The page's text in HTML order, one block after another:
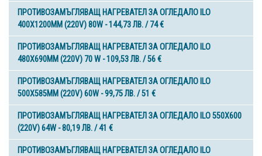
ПРОТИВОЗАМЪГЛЯВАЩ НАГРЕВАТЕЛ ЗА ОГЛЕДАЛО ILO
400X1200MM (220V) 80W - 144,73 ЛВ. / 74 €
ПРОТИВОЗАМЪГЛЯВАЩ НАГРЕВАТЕЛ ЗА ОГЛЕДАЛО ILO
480X690MM (220V) 70 W - 109,53 ЛВ. / 56 €
ПРОТИВОЗАМЪГЛЯВАЩ НАГРЕВАТЕЛ ЗА ОГЛЕДАЛО ILO
500X585MM (220V) 60W - 99,75 ЛВ. / 51 €
ПРОТИВОЗАМЪГЛЯВАЩ НАГРЕВАТЕЛ ЗА ОГЛЕДАЛО ILO 550X600
(220V) 64W - 80,19 ЛВ. / 41 €
ПРОТИВОЗАМЪГЛЯВАЩ НАГРЕВАТЕЛ ЗА ОГЛЕДАЛО ILO